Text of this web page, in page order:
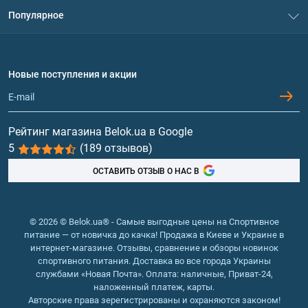
являются важным строительным материалом для мышц и
добирают их из продуктов питания или спортпита. В нашем
каталоге представлены аминокислоты ВСАА, аргинин, лизин,
таурин и т.д.
Жиросжигатели. Хотите избавиться от лишнего веса?
Дополните свою тренировку жиросжигателями. Такой
спортпит блокирует усвоение жиров в организме и
уменьшает аппетит. В результате вы получаете стройное,
рельефное и подтянутое тело.
Гейнеры. Состоят из углеводов и белков, благодаря чему
расходуется множество микроэлементов. Такие добавки
позволяют восполнить запасы витаминов и минералов,
которые при спортивном образе жизни получить из обычных
продуктов питания практически невозможно.
Энергетики. Позволяют увеличить выносливость, которая
так нужна во время занятий спортом. Просто употребите
Политика конфиденциальности
Обмен и возврат
Популярное
Протеин
Гейнеры
Витамины и минералы
Рыбий жир, жирные кислоты
Новые поступления и акции
Рейтинг магазина Belok.ua в Google
5
(189 отзывов)
ОСТАВИТЬ ОТЗЫВ О НАС В
© 2026 © Belok.ua® - Самые выгодные цены на Спортивное
питание — от новичка до качка! Продажа в Киеве и Украине в
интернет-магазине. Отзывы, сравнение и обзоры новинок
спортивного питания. Доставка во все города Украины
службами «Новая Почта». Оплата: наличные, Приват-24,
наложенный платеж, карты.
Авторские права зерегистрированы и охраняются законом!